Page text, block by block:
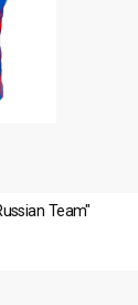
Team"